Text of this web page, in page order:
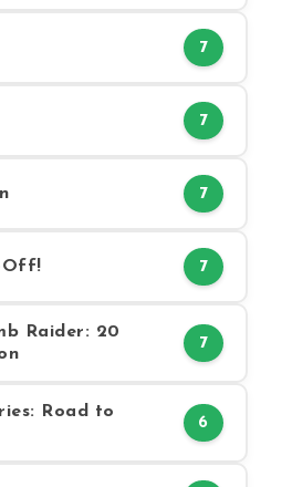
7
7
7
Off! 7
Raider: 20
7
Road to
6